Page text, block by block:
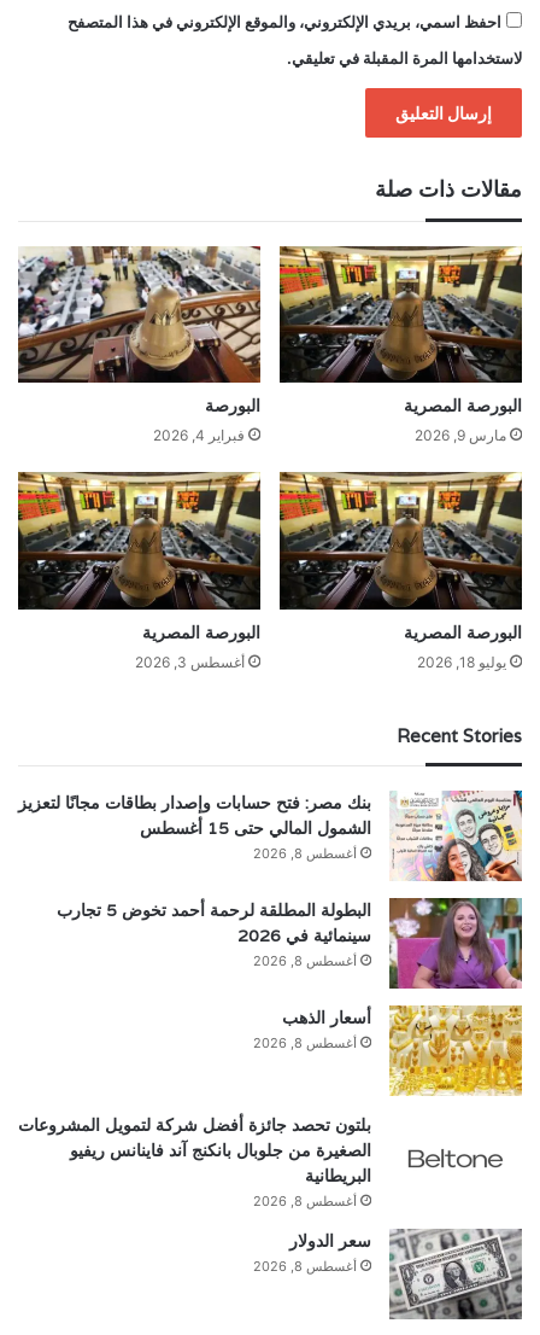
احفظ اسمي، بريدي الإلكتروني، والموقع الإلكتروني في هذا المتصفح
لاستخدامها المرة المقبلة في تعليقي.
مقالات ذات صلة
البورصة المصرية
مارس 9, 2026
البورصة
فبراير 4, 2026
البورصة المصرية
يوليو 18, 2026
البورصة المصرية
أغسطس 3, 2026
Recent Stories
بنك مصر: فتح حسابات وإصدار بطاقات مجانًا لتعزيز
الشمول المالي حتى 15 أغسطس
أغسطس 8, 2026
البطولة المطلقة لرحمة أحمد تخوض 5 تجارب
سينمائية في 2026
أغسطس 8, 2026
أسعار الذهب
أغسطس 8, 2026
بلتون تحصد جائزة أفضل شركة لتمويل المشروعات
الصغيرة من جلوبال بانكنج آند فاينانس ريفيو
البريطانية
أغسطس 8, 2026
سعر الدولار
أغسطس 8, 2026